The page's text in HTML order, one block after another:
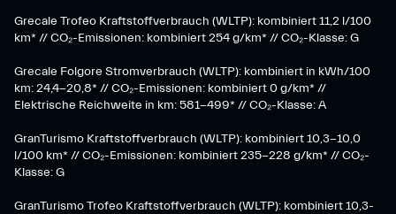
Grecale Trofeo Kraftstoffverbrauch (WLTP): kombiniert 11,2 l/100
km* // CO₂-Emissionen: kombiniert 254 g/km* // CO₂-Klasse: G
Grecale Folgore Stromverbrauch (WLTP): kombiniert in kWh/100
km: 24,4-20,8* // CO₂-Emissionen: kombiniert 0 g/km* //
Elektrische Reichweite in km: 581-499* // CO₂-Klasse: A
GranTurismo Kraftstoffverbrauch (WLTP): kombiniert 10,3-10,0
l/100 km* // CO₂-Emissionen: kombiniert 235-228 g/km* // CO₂-
Klasse: G
GranTurismo Trofeo Kraftstoffverbrauch (WLTP): kombiniert 10,3-